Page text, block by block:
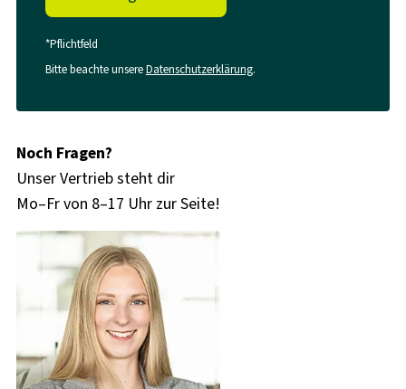
*Pflichtfeld
Bitte beachte unsereDatenschutzerklärung.
Noch Fragen?
Unser Vertrieb steht dir
Mo–Fr von 8–17 Uhr zur Seite!